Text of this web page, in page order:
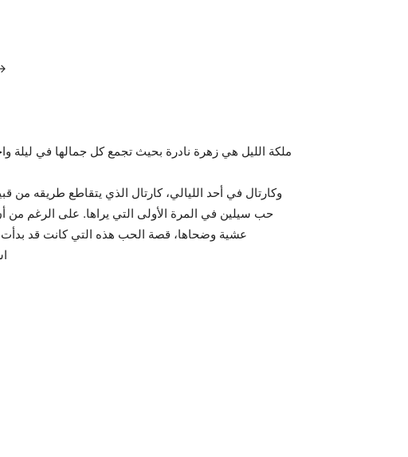
مسلسلات تركية :
ملكة الليل هي زهرة نادرة بحيث تجمع كل جمالها في ليلة
وكارتال في أحد الليالي، كارتال الذي يتقاطع طريقه من
حب سيلين في المرة الأولى التي يراها. على الرغم من
عشية وضحاها، قصة الحب هذه التي كانت قد